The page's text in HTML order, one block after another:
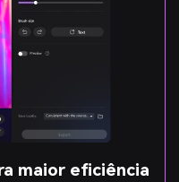
maior eficiência